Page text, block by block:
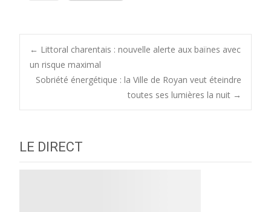
Post
navigation
← Littoral charentais : nouvelle alerte aux baïnes avec
un risque maximal
Sobriété énergétique : la Ville de Royan veut éteindre
toutes ses lumières la nuit →
LE DIRECT